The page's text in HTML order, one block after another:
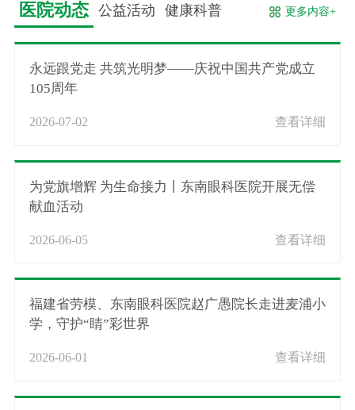
医院动态 公益活动 健康科普 更多内容+
永远跟党走 共筑光明梦——庆祝中国共产党成立
105周年
2026-07-02 查看详细
为党旗增辉 为生命接力丨东南眼科医院开展无偿
献血活动
2026-06-05 查看详细
福建省劳模、东南眼科医院赵广愚院长走进麦浦小
学，守护“睛”彩世界
2026-06-01 查看详细